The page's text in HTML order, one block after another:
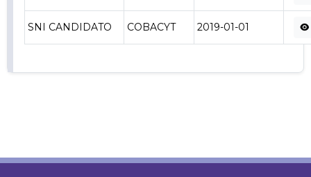
SNI CANDIDATO COBACYT 2019-01-01